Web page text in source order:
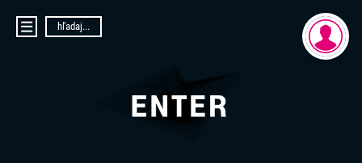
ENTER MICRO:BIT 3D CUP
hľadaj...